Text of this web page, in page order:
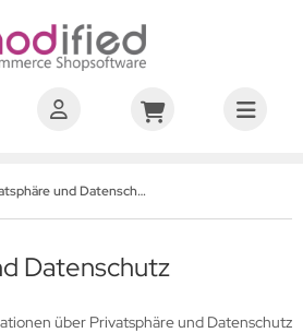
Privatsphäre und Datenschutz
Datenschutz
über Privatsphäre und Datenschutz